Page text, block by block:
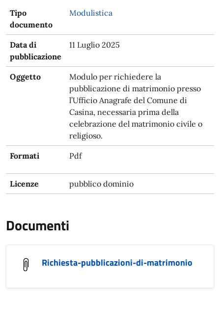
Tipo
documento
Modulistica
Data di
pubblicazione
11 Luglio 2025
Oggetto
Modulo per richiedere la
pubblicazione di matrimonio presso
l’Ufficio Anagrafe del Comune di
Casina, necessaria prima della
celebrazione del matrimonio civile o
religioso.
Formati Pdf
Licenze pubblico dominio
Documenti
Richiesta-pubblicazioni-di-matrimonio